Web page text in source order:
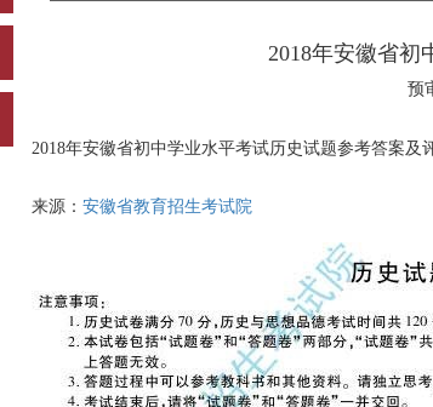
2018年安徽省初
预
2018年安徽省初中学业水平考试历史试题参考答案及
来源： 安徽省教育招生考试院